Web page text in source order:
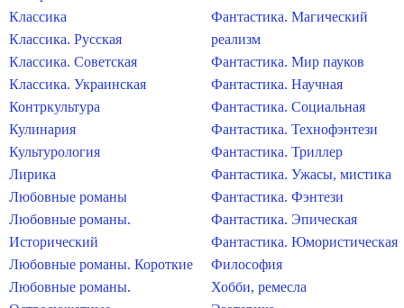
Классика
Классика. Русская
Классика. Советская
Классика. Украинская
Контркультура
Кулинария
Культурология
Лирика
Любовные романы
Любовные романы.
Исторический
Любовные романы. Короткие
Любовные романы.
Фантастика. Магический
реализм
Фантастика. Мир пауков
Фантастика. Научная
Фантастика. Социальная
Фантастика. Технофэнтези
Фантастика. Триллер
Фантастика. Ужасы, мистика
Фантастика. Фэнтези
Фантастика. Эпическая
Фантастика. Юмористическая
Философия
Хобби, ремесла